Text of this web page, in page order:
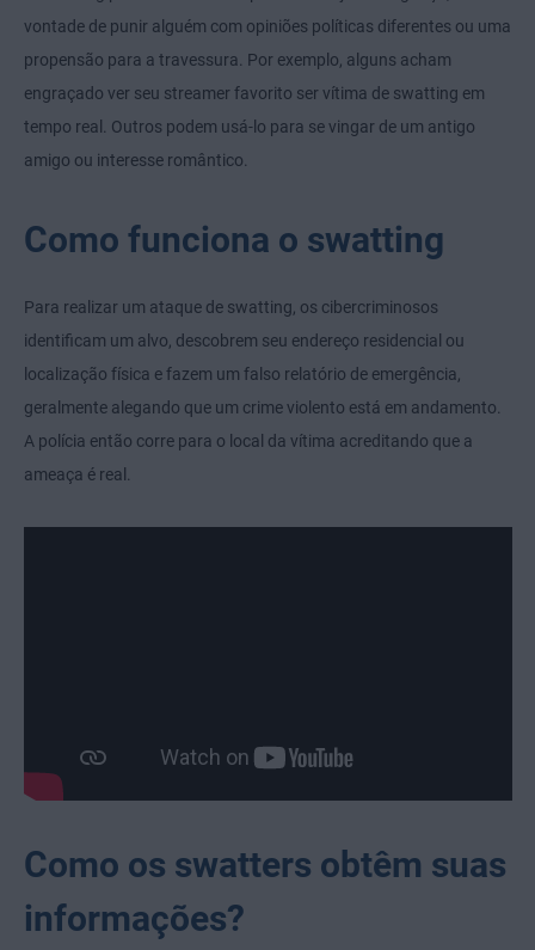
vontade de punir alguém com opiniões políticas diferentes ou uma
propensão para a travessura. Por exemplo, alguns acham
engraçado ver seu streamer favorito ser vítima de swatting em
tempo real. Outros podem usá-lo para se vingar de um antigo
amigo ou interesse romântico.
Como funciona o swatting
Para realizar um ataque de swatting, os cibercriminosos
identificam um alvo, descobrem seu endereço residencial ou
localização física e fazem um falso relatório de emergência,
geralmente alegando que um crime violento está em andamento.
A polícia então corre para o local da vítima acreditando que a
ameaça é real.
Como os swatters obtêm suas
informações?